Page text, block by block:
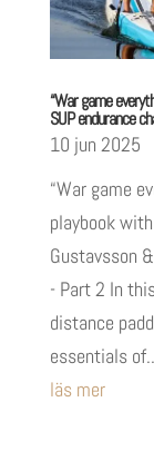
“War game
SUP endurance
10 jun 2025
“War game
playbook
Gustavsson
- Part 2 In
distance
essentials
läs mer